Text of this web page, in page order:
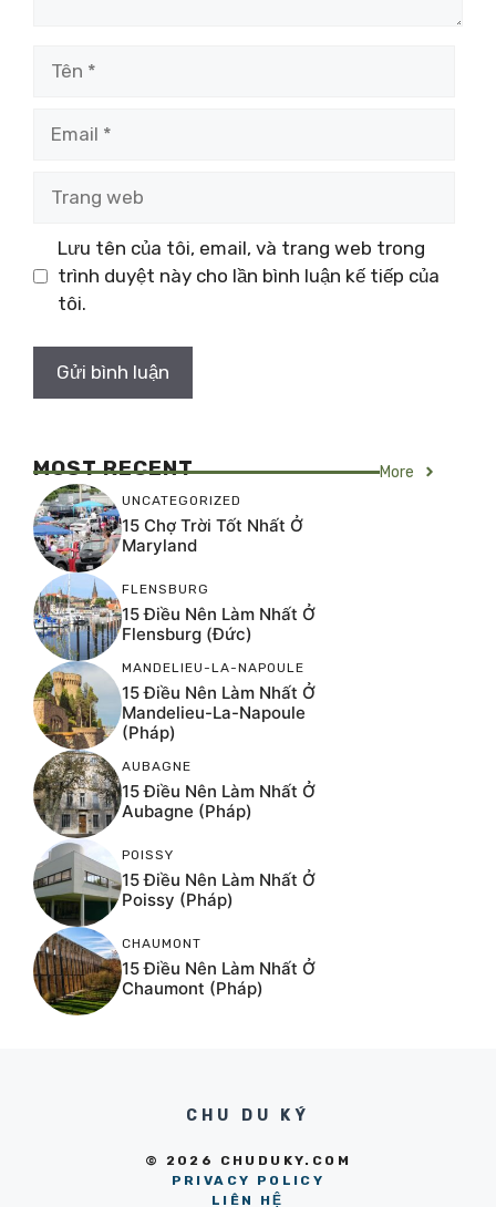
Lưu tên của tôi, email, và trang web trong
trình duyệt này cho lần bình luận kế tiếp của
tôi.
MOST RECENT More
UNCATEGORIZED
15 Chợ Trời Tốt Nhất Ở
Maryland
FLENSBURG
15 Điều Nên Làm Nhất Ở
Flensburg (Đức)
MANDELIEU-LA-NAPOULE
15 Điều Nên Làm Nhất Ở
Mandelieu-La-Napoule
(Pháp)
AUBAGNE
15 Điều Nên Làm Nhất Ở
Aubagne (Pháp)
POISSY
15 Điều Nên Làm Nhất Ở
Poissy (Pháp)
CHAUMONT
15 Điều Nên Làm Nhất Ở
Chaumont (Pháp)
CHU DU KÝ
© 2026 CHUDUKY.COM
PRIVACY POLICY
LIÊN HỆ